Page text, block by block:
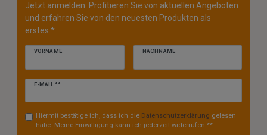
Jetzt anmelden: Profitieren Sie von aktuellen Angeboten
und erfahren Sie von den neuesten Produkten als
erstes.*
VORNAME NACHNAME
E-MAIL **
Newsletter
Hiermit bestätige ich, dass ich die Daten­schutz­erklärung gelesen
habe. Meine Einwilligung kann ich jederzeit widerrufen.**